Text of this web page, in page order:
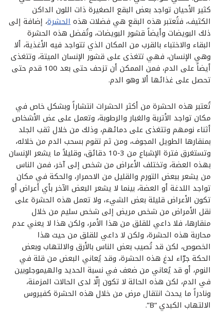
كثير الأحيان تواجد بعض البقع الصغيرة ذات اللون الداكن
الكثيف، فتُعتبر هذه البقع هي فضلات هذهالحشرة، إضافة إلى
ذلك البويضات وأيضاً قشور البويضات، وتُفضل هذه الحشرة
البقاء والاختباء بالقرب من المكان الذي تتواجد فيه الأغذية، ألا
وهي الإنسان، فهي تتغذى على قشور الإنسان الميتة، وتتغذى
أيضاً على الدم، فمن الممكن أن تزحف حتى بعد 100 قدم حتى
تحصل على غذائها ألا وهو الدم.
تُعتبر هذه الحشرة من أكثر الحشرات انتشاراً وبشكل خاص في
مكان تواجد الأتربة والغبار والرطوبة، وتعمل على عض الأشخاص
أثناء نومهم وتتغذى على دمائهم، وذلك من خلال ثقب الجلد
بمنقارها الطويل المجوف، ومن ثم تقوم بسحب الدم من خلاله،
وتستغرق فترة الإشباع من 3-10 دقائق، وقليلاً ما يشعر الإنسان
بهذه العضة، وتختلف الأعراض من شخص إلى آخر، فمن الناس
من يشعر ببعض التورم والقليل من الاحمرار، والحكة في مكان
تواجد اللدغة أو العضة، بينما لا يشعر البعض الآخر بأي أعراض أو
تكون الأعراض قليلة بعض الشيء، ولا تعمل هذه الحشرة على
نقل الأمراض من شخص مريض إلى شخص سليم من خلال
منقارها، فلا داعي للقلق من هذا الأمر، ولكن هذا لا يعني عدم
محاربة هذه الحشرة، ولكن لا داعي للقلق من حيث هذا
الخصوص، لكن قد تُصيب بعض الناس بالأرق والالتهاب وبعض
الحكة جرّاء لدغ هذه الحشرة، وقد يُعاني البعض من قلة في
النوم، أو قد يُعاني من ضعف في نسبة الحديد والهيموجلوبين
في الدم، لكن هذه الحالة لا تكون إلّا لدى الحالات المزمنة،
ونادراً ما يحدث انتقال مرض من خلال هذه الحشرة كفيروس
الالتهاب الكبدي “B”.